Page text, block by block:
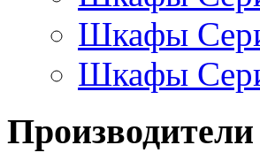
Шкафы
Шкафы
Производители